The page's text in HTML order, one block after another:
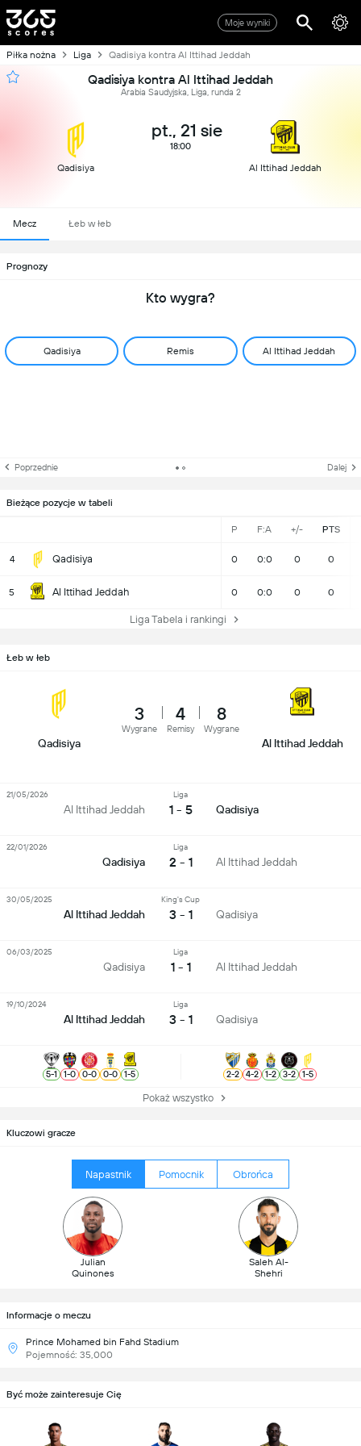
Moje wyniki
Piłka nożna Liga Qadisiya kontra Al Ittihad Jeddah
Qadisiya kontra Al Ittihad Jeddah
Arabia Saudyjska, Liga, runda 2
Qadisiya
pt., 21 sie
18:00
Al Ittihad Jeddah
Mecz Łeb w łeb
Prognozy
Kto wygra?
Qadisiya Remis Al Ittihad Jeddah
Poprzednie Dalej
Bieżące pozycje w tabeli
P F:A +/- PTS
4 Qadisiya 0 0:0 0 0
5 Al Ittihad Jeddah 0 0:0 0 0
Liga Tabela i rankingi
Kluczowi gracze
Napastnik Pomocnik Obrońca
Julian
Quinones
Saleh Al-
Shehri
Informacje o meczu
Prince Mohamed bin Fahd Stadium
Pojemność: 35,000
Łeb w łeb
Qadisiya
3
Wygrane
4
Remisy
8
Wygrane
Al Ittihad Jeddah
Al Ittihad Jeddah
Liga
1 - 5 Qadisiya
21/05/2026
Qadisiya
Liga
2 - 1 Al Ittihad Jeddah
22/01/2026
Al Ittihad Jeddah
King's Cup
3 - 1 Qadisiya
30/05/2025
Qadisiya
Liga
1 - 1 Al Ittihad Jeddah
06/03/2025
Al Ittihad Jeddah
Liga
3 - 1 Qadisiya
19/10/2024
5-1 1-0 0-0 0-0 1-5 2-2 4-2 1-2 3-2 1-5
Pokaż wszystko
Być może zainteresuje Cię